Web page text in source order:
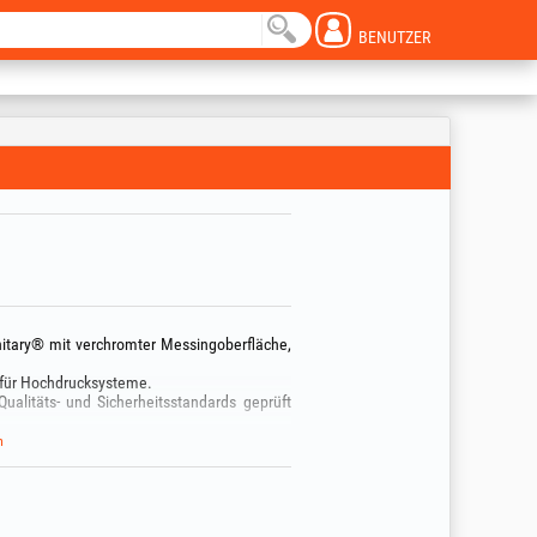
BENUTZER
mit verchromter Messingoberfläche,
Hochdrucksysteme.
und Sicherheitsstandards geprüft
80°C.
oder einen Reiniger, der Kalk löst. Diese
die Lebensdauer des Produkts.